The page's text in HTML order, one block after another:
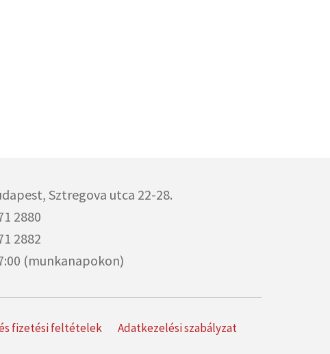
Sztregova utca 22-28.
2880
2882
(munkanapokon)
fizetési feltételek
Adatkezelési szabályzat